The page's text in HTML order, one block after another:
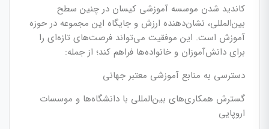
کاندید شدن موسسه آموزشی کیسان در چنین سطح
بین‌المللی، نشان‌دهنده ارزش و جایگاه این مجموعه در حوزه
آموزش است. این موفقیت می‌تواند فرصت‌های تازه‌ای را
برای دانش‌آموزان و خانواده‌ها فراهم کند؛ از جمله:
دسترسی به منابع آموزشی معتبر جهانی
گسترش همکاری‌های بین‌المللی با دانشگاه‌ها و موسسات
اروپایی